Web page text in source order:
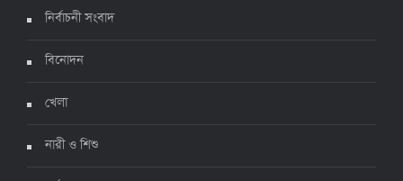
ঊর্ধ্বগতিতে সংক্রমণ, স্বাস্থ্যবিধিতে উদাসীনতা
নির্বাচনী সংবাদ
বিনোদন
খেলা
নারী ও শিশু